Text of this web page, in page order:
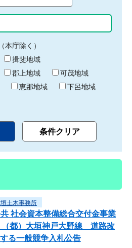
本庁除く）
揖斐地域
郡上地域
可茂地域
恵那地域
下呂地域
土木事務所
社会資本整備総合交付金事業
（都）大垣神戸大野線 道路改
る一般競争入札公告